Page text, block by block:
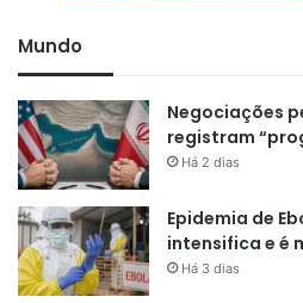
Mundo
Negociações
registram
Há 2 dias
Epidemia de
intensifica e é
Há 3 dias